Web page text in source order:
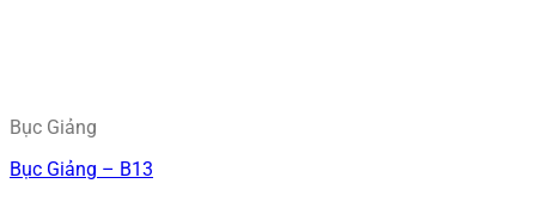
Bục Giảng
Bục Giảng – B13